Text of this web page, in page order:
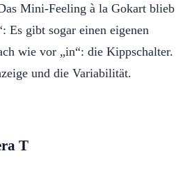
Mini-Feeling à la Gokart blieb
Es gibt sogar einen eigenen
wie vor „in“: die Kippschalter.
und die Variabilität.
T